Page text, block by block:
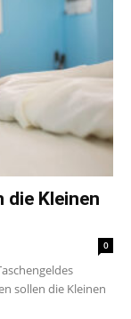
die Kleinen
0
sollen die Kleinen